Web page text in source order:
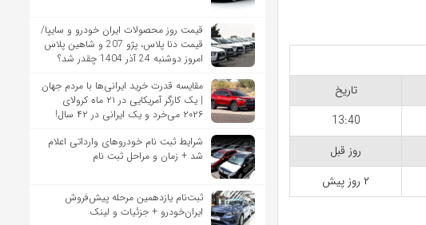
تاریخ
13:40
روز قبل
۲ روز پیش
قیمت روز محصولات ایران خودرو و سایپا/
قیمت دنا پلاس، پژو 207 و شاهین پلاس
امروز دوشنبه 24 آذر 1404 چقدر شد؟
مقایسه قدرت خرید ایرانی‌ها با مردم جهان
| یک کارگر آمریکایی در ۲۱ ماه کرولای
۲۰۲۶ می‌خرد و یک ایرانی در ۴۲ سال!
شرایط ثبت نام خودروهای وارداتی اعلام
شد + زمان و مراحل ثبت نام
ثبت‌نام یازدهمین مرحله پیش‌فروش
ایران‌خودرو + جزئیات و لینک